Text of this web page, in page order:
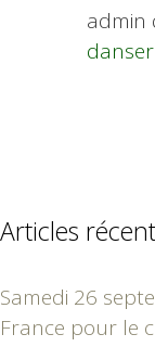
admin
Articles
Samedi 26
France pour le